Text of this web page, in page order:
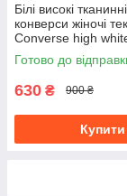
Білі високі
конверси жіночі
Converse high white
Готово до
630 ₴ 900 ₴
Купити